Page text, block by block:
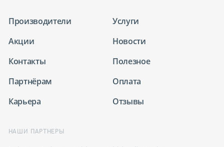
Производители
Услуги
Акции
Новости
Контакты
Полезное
Партнёрам
Оплата
Карьера
Отзывы
НАШИ ПАРТНЕРЫ